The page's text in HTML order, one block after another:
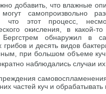
добавить, что влажные
самопроизвольно
что этот процесс,
окисления, в какой-
Бергстрем обнаружил в
грибов и десять видов
при большом объеме
наблюдались случаи
частей куч и